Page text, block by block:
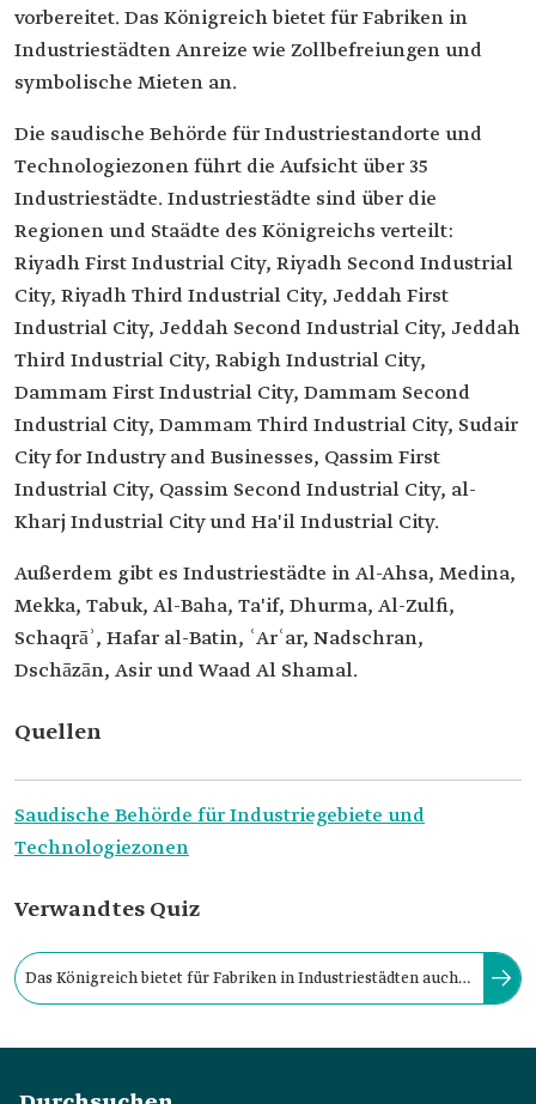
vorbereitet. Das Königreich bietet für Fabriken in
Industriestädten Anreize wie Zollbefreiungen und
symbolische Mieten an.
Die saudische Behörde für Industriestandorte und
Technologiezonen führt die Aufsicht über 35
Industriestädte. Industriestädte sind über die
Regionen und Staädte des Königreichs verteilt:
Riyadh First Industrial City, Riyadh Second Industrial
City, Riyadh Third Industrial City, Jeddah First
Industrial City, Jeddah Second Industrial City, Jeddah
Third Industrial City, Rabigh Industrial City,
Dammam First Industrial City, Dammam Second
Industrial City, Dammam Third Industrial City, Sudair
City for Industry and Businesses, Qassim First
Industrial City, Qassim Second Industrial City, al-
Kharj Industrial City und Ha'il Industrial City.
Außerdem gibt es Industriestädte in Al-Ahsa, Medina,
Mekka, Tabuk, Al-Baha, Ta'if, Dhurma, Al-Zulfi,
Schaqrāʾ, Hafar al-Batin, ʿArʿar, Nadschran,
Dschāzān, Asir und Waad Al Shamal.
Quellen
Saudische Behörde für Industriegebiete und
Technologiezonen
Verwandtes Quiz
Das Königreich bietet für Fabriken in Industriestädten auch